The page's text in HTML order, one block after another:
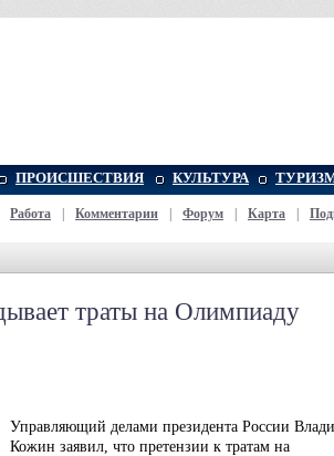
ПРОИСШЕСТВИЯ КУЛЬТУРА
Работа Комментарии Форум Карта
траты на Олимпиаду
Управляющий делами президента России
Кожин заявил, что претензии к тратам на